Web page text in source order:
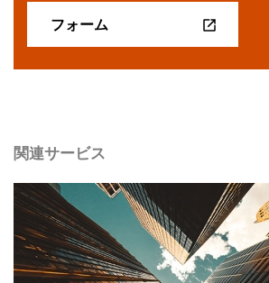
フォーム
関連サービス